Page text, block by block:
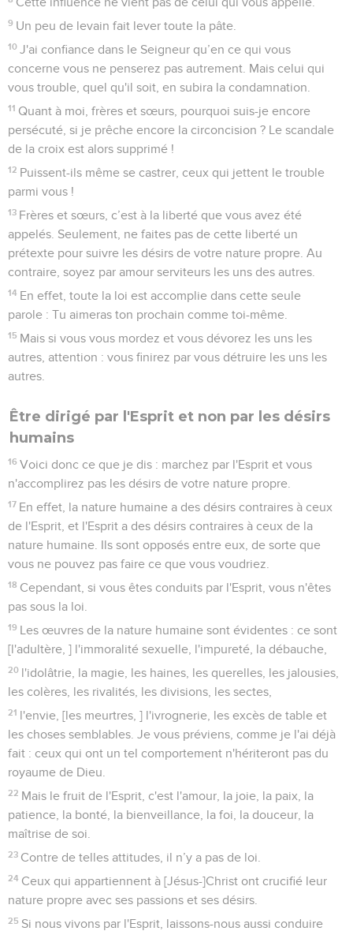
9 Un peu de levain fait lever toute la pâte.
10 J'ai confiance dans le Seigneur qu’en ce qui vous
concerne vous ne penserez pas autrement. Mais celui qui
vous trouble, quel qu'il soit, en subira la condamnation.
11 Quant à moi, frères et sœurs, pourquoi suis-je encore
persécuté, si je prêche encore la circoncision ? Le scandale
de la croix est alors supprimé !
12 Puissent-ils même se castrer, ceux qui jettent le trouble
parmi vous !
13 Frères et sœurs, c’est à la liberté que vous avez été
appelés. Seulement, ne faites pas de cette liberté un
prétexte pour suivre les désirs de votre nature propre. Au
contraire, soyez par amour serviteurs les uns des autres.
14 En effet, toute la loi est accomplie dans cette seule
parole : Tu aimeras ton prochain comme toi-même.
15 Mais si vous vous mordez et vous dévorez les uns les
autres, attention : vous finirez par vous détruire les uns les
autres.
Être dirigé par l'Esprit et non par les désirs
humains
16 Voici donc ce que je dis : marchez par l'Esprit et vous
n'accomplirez pas les désirs de votre nature propre.
17 En effet, la nature humaine a des désirs contraires à ceux
de l'Esprit, et l'Esprit a des désirs contraires à ceux de la
nature humaine. Ils sont opposés entre eux, de sorte que
vous ne pouvez pas faire ce que vous voudriez.
18 Cependant, si vous êtes conduits par l'Esprit, vous n'êtes
pas sous la loi.
19 Les œuvres de la nature humaine sont évidentes : ce sont
[l'adultère, ] l'immoralité sexuelle, l'impureté, la débauche,
20 l'idolâtrie, la magie, les haines, les querelles, les jalousies,
les colères, les rivalités, les divisions, les sectes,
21 l'envie, [les meurtres, ] l'ivrognerie, les excès de table et
les choses semblables. Je vous préviens, comme je l'ai déjà
fait : ceux qui ont un tel comportement n'hériteront pas du
royaume de Dieu.
22 Mais le fruit de l'Esprit, c'est l'amour, la joie, la paix, la
patience, la bonté, la bienveillance, la foi, la douceur, la
maîtrise de soi.
23 Contre de telles attitudes, il n’y a pas de loi.
24 Ceux qui appartiennent à [Jésus-]Christ ont crucifié leur
nature propre avec ses passions et ses désirs.
25 Si nous vivons par l'Esprit, laissons-nous aussi conduire